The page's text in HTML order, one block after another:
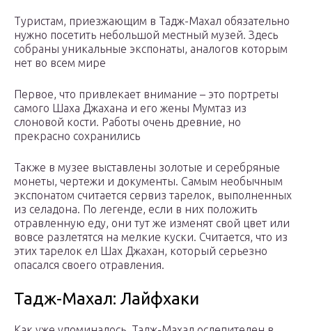
Туристам, приезжающим в Тадж-Махал обязательно
нужно посетить небольшой местный музей. Здесь
собраны уникальные экспонаты, аналогов которым
нет во всем мире
Первое, что привлекает внимание – это портреты
самого Шаха Джахана и его жены Мумтаз из
слоновой кости. Работы очень древние, но
прекрасно сохранились
Также в музее выставлены золотые и серебряные
монеты, чертежи и документы. Самым необычным
экспонатом считается сервиз тарелок, выполненных
из селадона. По легенде, если в них положить
отравленную еду, они тут же изменят свой цвет или
вовсе разлетятся на мелкие куски. Считается, что из
этих тарелок ел Шах Джахан, который серьезно
опасался своего отравления.
Тадж-Махал: Лайфхаки